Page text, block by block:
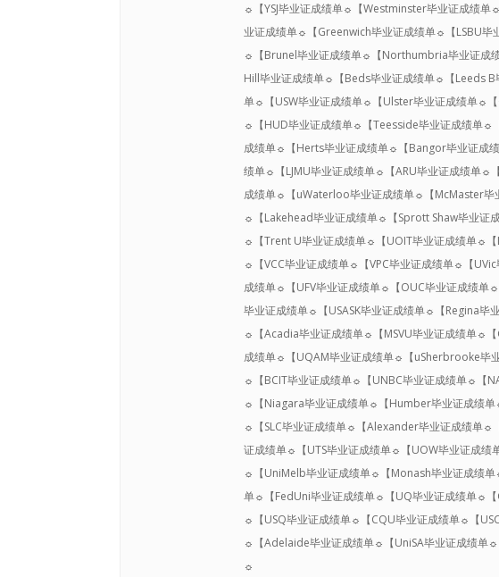
☼【YSJ毕业证成绩单☼【Westminster毕业证成绩
业证成绩单☼【Greenwich毕业证成绩单☼【LSBU
☼【Brunel毕业证成绩单☼【Northumbria毕业证成
Hill毕业证成绩单☼【Beds毕业证成绩单☼【Leeds
单☼【USW毕业证成绩单☼【Ulster毕业证成绩单☼
☼【HUD毕业证成绩单☼【Teesside毕业证成绩单
成绩单☼【Herts毕业证成绩单☼【Bangor毕业证成
绩单☼【LJMU毕业证成绩单☼【ARU毕业证成绩单
成绩单☼【uWaterloo毕业证成绩单☼【McMaster
☼【Lakehead毕业证成绩单☼【Sprott Shaw毕业证
☼【Trent U毕业证成绩单☼【UOIT毕业证成绩单☼
☼【VCC毕业证成绩单☼【VPC毕业证成绩单☼【
成绩单☼【UFV毕业证成绩单☼【OUC毕业证成绩
毕业证成绩单☼【USASK毕业证成绩单☼【Regina
☼【Acadia毕业证成绩单☼【MSVU毕业证成绩单☼
成绩单☼【UQAM毕业证成绩单☼【uSherbrooke毕
☼【BCIT毕业证成绩单☼【UNBC毕业证成绩单☼【
☼【Niagara毕业证成绩单☼【Humber毕业证成绩
☼【SLC毕业证成绩单☼【Alexander毕业证成绩单☼
证成绩单☼【UTS毕业证成绩单☼【UOW毕业证成
☼【UniMelb毕业证成绩单☼【Monash毕业证成绩
单☼【FedUni毕业证成绩单☼【UQ毕业证成绩单☼
☼【USQ毕业证成绩单☼【CQU毕业证成绩单☼【
☼【Adelaide毕业证成绩单☼【UniSA毕业证成绩单
☼